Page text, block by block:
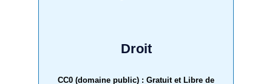
Droit
CC0 (domaine public) : Gratuit et Libre de